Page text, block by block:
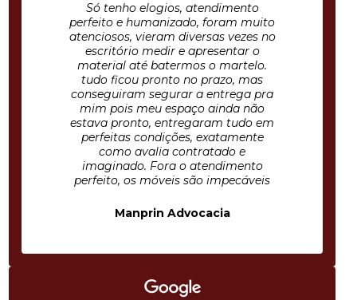
Só tenho elogios, atendimento
perfeito e humanizado, foram muito
atenciosos, vieram diversas vezes no
escritório medir e apresentar o
material até batermos o martelo.
tudo ficou pronto no prazo, mas
conseguiram segurar a entrega pra
mim pois meu espaço ainda não
estava pronto, entregaram tudo em
perfeitas condições, exatamente
como avalia contratado e
imaginado. Fora o atendimento
perfeito, os móveis são impecáveis
Manprin Advocacia